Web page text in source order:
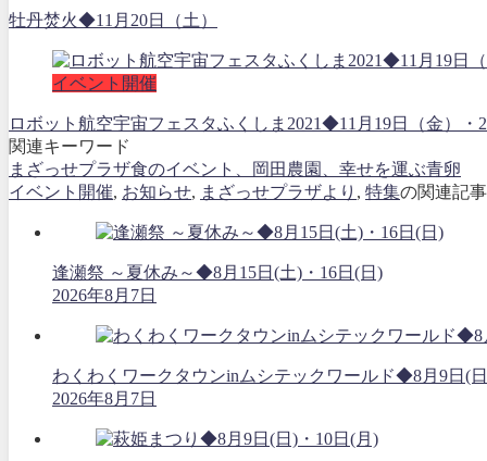
牡丹焚火◆11月20日（土）
イベント開催
ロボット航空宇宙フェスタふくしま2021◆11月19日（金
関連キーワード
まざっせプラザ食のイベント、岡田農園、幸せを運ぶ青卵
イベント開催, お知らせ, まざっせプラザより , 特集の関連記事
逢瀬祭 ～夏休み～◆8月15日(土)・16日(日)
2026年8月7日
わくわくワークタウンinムシテックワールド◆8月9日(
2026年8月7日